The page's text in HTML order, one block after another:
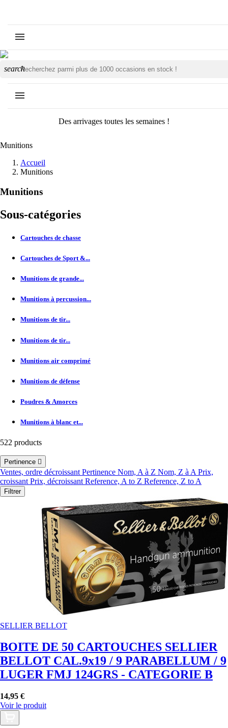
search
Des arrivages toutes les semaines !
Munitions
Accueil
Munitions
Munitions
Sous-catégories
Cartouches de chasse
Cartouches de Sport &...
Munitions de grande...
Munitions à percussion...
Munitions de tir...
Munitions de tir...
Munitions air comprimé
Munitions de défense
Poudres & Amorces
Munitions à blanc et...
522 products
Pertinence 
Ventes, ordre décroissant Pertinence Nom, A à Z Nom, Z à A Prix,
croissant Prix, décroissant Reference, A to Z Reference, Z to A
Filtrer
SELLIER BELLOT
BOITE DE 50 CARTOUCHES SELLIER
BELLOT CAL.9x19 / 9 PARABELLUM / 9
LUGER FMJ 124GRS - CATEGORIE B
14,95 €
Voir le produit